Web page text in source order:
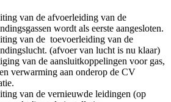
van de afvoerleiding van de
wordt als eerste aangesloten.
van de toevoerleiding van de
(afvoer van lucht is nu klaar)
van de aansluitkoppelingen voor gas,
verwarming aan onderop de CV
van de vernieuwde leidingen (op